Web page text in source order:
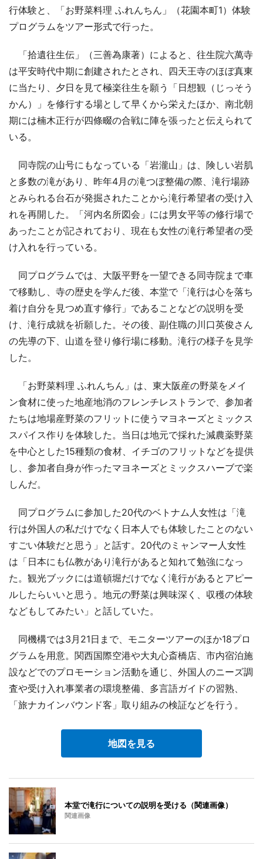
行体験と、「お野菜料理 ふれんちん」（花園本町1）体験
プログラムをツアー形式で行った。
「拾遺往生伝」（三善為康著）によると、往生院六萬寺
は平安時代中期に創建されたとされ、四天王寺のほぼ真東
に当たり、夕日を見て極楽往生を願う「日想観（じっそう
かん）」を修行する場として早くから栄えたほか、南北朝
期には楠木正行が四條畷の合戦に陣を張ったと伝えられて
いる。
同寺院の山号にもなっている「岩瀧山」は、険しい岩肌
と多数の滝があり、昨年4月の滝つぼ整備の際、滝行場跡
とみられる台石が発掘されたことから滝行希望者の受け入
れを再開した。「河内名所図会」には男女平等の修行場で
あったことが記されており、現在も女性の滝行希望者の受
け入れを行っている。
同プログラムでは、大阪平野を一望できる同寺院まで車
で移動し、寺の歴史を学んだ後、本堂で「滝行は心を落ち
着け自分を見つめ直す修行」であることなどの説明を受
け、滝行成就を祈願した。その後、副住職の川口英俊さん
の先導の下、山道を登り修行場に移動。滝行の様子を見学
した。
「お野菜料理 ふれんちん」は、東大阪産の野菜をメイ
ン食材に使った地産地消のフレンチレストランで、参加者
たちは地場産野菜のフリットに使うマヨネーズとミックス
スパイス作りを体験した。当日は地元で採れた減農薬野菜
を中心とした15種類の食材、イチゴのフリットなどを提供
し、参加者自身が作ったマヨネーズとミックスハーブで楽
しんだ。
同プログラムに参加した20代のベトナム人女性は「滝
行は外国人の私だけでなく日本人でも体験したことのない
すごい体験だと思う」と話す。20代のミャンマー人女性
は「日本にも仏教があり滝行があると知れて勉強になっ
た。観光ブックには道頓堀だけでなく滝行があるとアピー
ルしたらいいと思う。地元の野菜は興味深く、収穫の体験
などもしてみたい」と話していた。
同機構では3月21日まで、モニターツアーのほか18プロ
グラムを用意。関西国際空港や大丸心斎橋店、市内宿泊施
設などでのプロモーション活動を通じ、外国人のニーズ調
査や受け入れ事業者の環境整備、多言語ガイドの習熟、
「旅ナカインバウンド客」取り組みの検証などを行う。
地図を見る
本堂で滝行についての説明を受ける（関連画像）
関連画像